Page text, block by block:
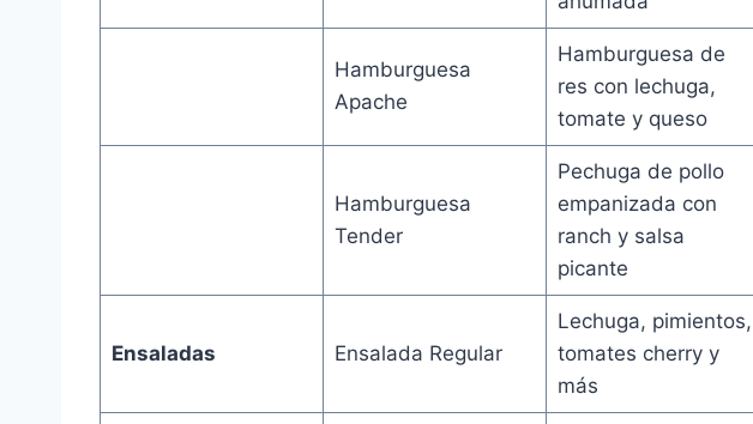
Hamburguesa
Apache
Hamburguesa de
res con lechuga,
tomate y queso
Hamburguesa
Tender
Pechuga de pollo
empanizada con
ranch y salsa
picante
Ensaladas Ensalada Regular
Lechuga, pimientos,
tomates cherry y
más